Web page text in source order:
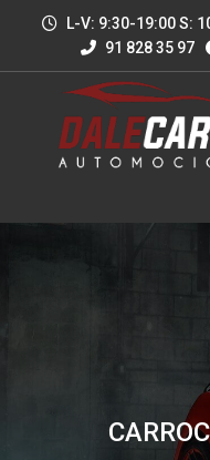
L-V: 9:30-19:00 S:
91 828 35 97